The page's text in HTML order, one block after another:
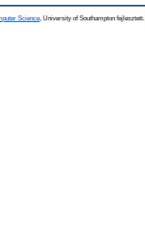
Science , University of Southampton fejlesztett.